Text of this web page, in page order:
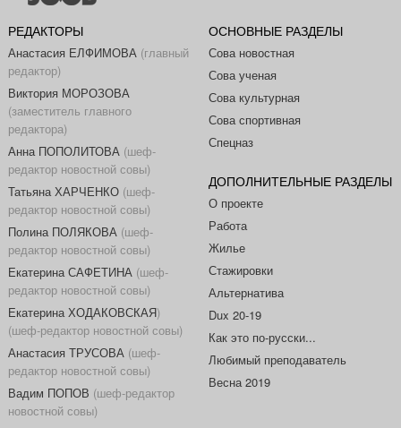
РЕДАКТОРЫ
Анастасия ЕЛФИМОВА(главный
редактор)
Виктория МОРОЗОВА
(заместитель главного
редактора)
Анна ПОПОЛИТОВА(шеф-
редактор новостной совы)
Татьяна ХАРЧЕНКО(шеф-
редактор новостной совы)
Полина ПОЛЯКОВА(шеф-
редактор новостной совы)
Екатерина САФЕТИНА(шеф-
редактор новостной совы)
Екатерина ХОДАКОВСКАЯ)
(шеф-редактор новостной совы)
Анастасия ТРУСОВА(шеф-
редактор новостной совы)
Вадим ПОПОВ (шеф-редактор
новостной совы)
ОСНОВНЫЕ РАЗДЕЛЫ
Сова новостная
Сова ученая
Сова культурная
Сова спортивная
Спецназ
ДОПОЛНИТЕЛЬНЫЕ РАЗДЕЛЫ
О проекте
Работа
Жилье
Стажировки
Альтернатива
Dux 20-19
Как это по-русски...
Любимый преподаватель
Весна 2019